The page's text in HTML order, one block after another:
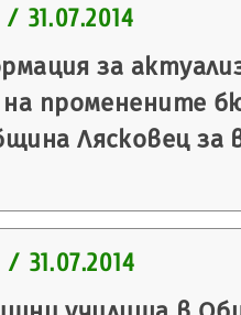
31.07.2014
за
на променените
Лясковец за
31.07.2014